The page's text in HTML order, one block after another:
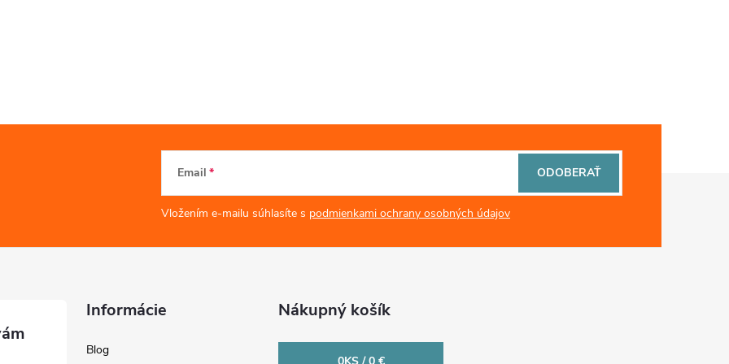
Email
Vložením e-mailu súhlasíte s podmienkami ochrany osobných údajov
ODOBERAŤ
Informácie
Blog
Nákupný košík